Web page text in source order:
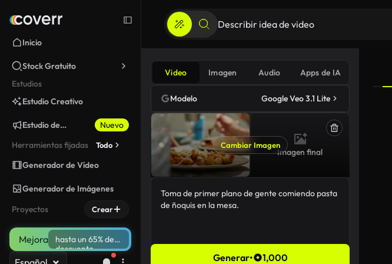
Inicio
Stock Gratuito
Estudios
Estudio Creativo
Estudio de
Nuevo
Herramientas fijadas
Todo
Generador de Vídeo
Generador de Imágenes
Proyectos
Crear
Mejora
hasta un 65% de
descuento
Video Imagen Audio Apps de IA
Modelo Google Veo 3.1 Lite
Cambiar Imagen
Imagen final
Generar• 1,000